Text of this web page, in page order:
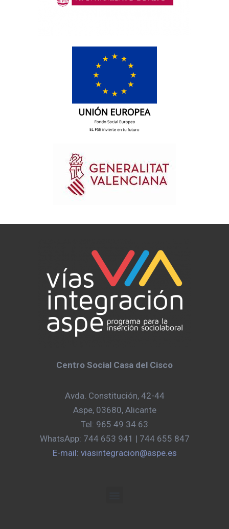
Centro Social Casa del Cisco
Avda. Constitución, 42-44
Aspe, 03680, Alicante
Tel: 965 49 34 63
WhatsApp: 744 653 941 | 744 655 847
E-mail: viasintegracion@aspe.es